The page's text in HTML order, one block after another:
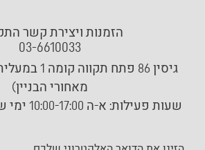
הזמנות ויצירת קשר
03-6610033
גיסין 86 פתח
מאחורי הבניין)
שעות פעילות: א-ה 10:00-17:00 ימי שישי 09:30-13:30